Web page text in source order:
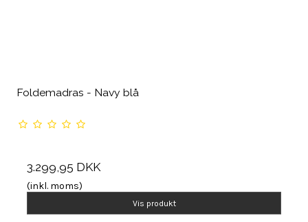
Foldemadras - Navy blå
3.299,95 DKK
(inkl. moms)
Vis produkt